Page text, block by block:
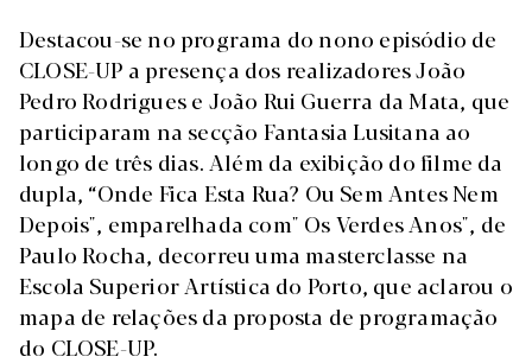
Destacou-se no programa do nono episódio de
CLOSE-UP a presença dos realizadores João
Pedro Rodrigues e João Rui Guerra da Mata, que
participaram na secção Fantasia Lusitana ao
longo de três dias. Além da exibição do filme da
dupla, “Onde Fica Esta Rua? Ou Sem Antes Nem
Depois", emparelhada com" Os Verdes Anos", de
Paulo Rocha, decorreu uma masterclasse na
Escola Superior Artística do Porto, que aclarou o
mapa de relações da proposta de programação
do CLOSE-UP.